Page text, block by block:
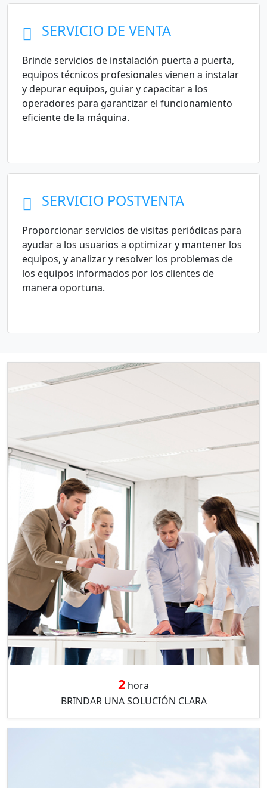
SERVICIO DE VENTA
Brinde servicios de instalación puerta a puerta,
equipos técnicos profesionales vienen a instalar
y depurar equipos, guiar y capacitar a los
operadores para garantizar el funcionamiento
eficiente de la máquina.
SERVICIO POSTVENTA
Proporcionar servicios de visitas periódicas para
ayudar a los usuarios a optimizar y mantener los
equipos, y analizar y resolver los problemas de
los equipos informados por los clientes de
manera oportuna.
2 hora
BRINDAR UNA SOLUCIÓN CLARA